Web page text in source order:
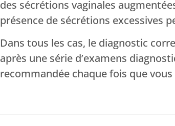
des sécrétions vaginales
présence de sécrétions excessives
Dans tous les cas, le diagnostic
après une série d’examens
recommandée chaque fois que